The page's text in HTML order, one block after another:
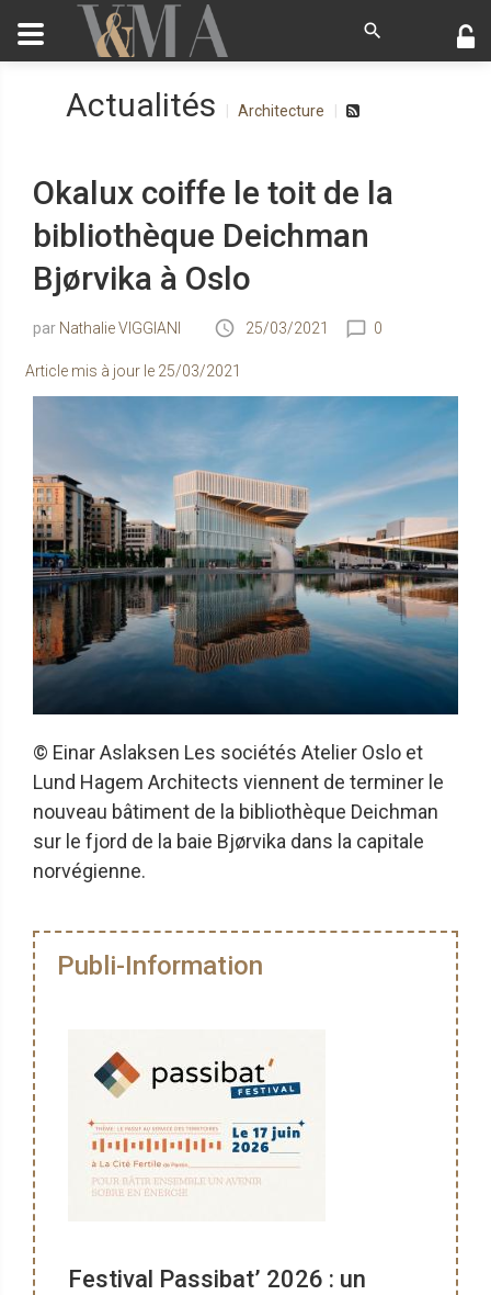
Actualités Architecture
Okalux coiffe le toit de la
bibliothèque Deichman
Bjørvika à Oslo
Nathalie VIGGIANI 25/03/2021 0
Article mis à jour le 25/03/2021
© Einar Aslaksen Les sociétés Atelier Oslo et
Lund Hagem Architects viennent de terminer le
nouveau bâtiment de la bibliothèque Deichman
sur le fjord de la baie Bjørvika dans la capitale
norvégienne.
Publi-Information
Festival Passibat’ 2026 : un